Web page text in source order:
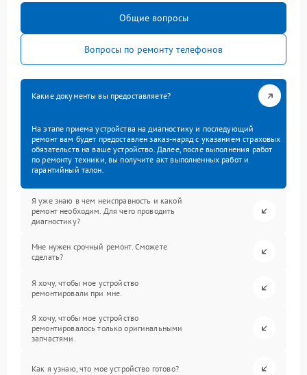
Общие вопросы
Вопросы по ремонту телефонов
Какие документы вы предоставляете?
На этапе приема устройства на диагностику и последующий
ремонт вам будет предоставлен заказ-наряд с указанием страховых
обязательств на ваше устройство. Далее, после выполнения работ
по ремонту техники, вы получите акт выполненных работ и
гарантийный талон.
Я уже знаю в чем неисправность и какой
ремонт необходим. Для чего проводить
диагностику?
Мне нужен срочный ремонт. Сможете
сделать?
Я хочу, чтобы мое устройство
ремонтировали при мне.
Я хочу, чтобы мое устройство
ремонтировалось только оригинальными
запчастями.
Как я узнаю, что мое устройство готово?